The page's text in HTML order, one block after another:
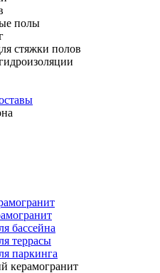
полы
стяжки полов
бассейна
террасы
паркинга
керамогранит